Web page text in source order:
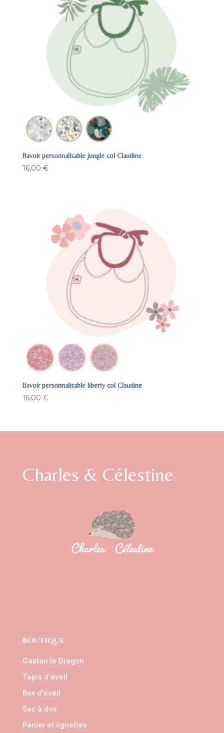
Bavoir personnalisable jungle col Claudine
16,00 €
Bavoir personnalisable liberty col Claudine
16,00 €
Charles & Célestine
Boutique
Gaston le Dragon
Tapis d'éveil
Box d'éveil
Sac à dos
Panier et lignettes